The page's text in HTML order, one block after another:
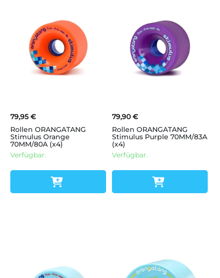
79,95 €
Rollen ORANGATANG
Stimulus Orange
70MM/80A (x4)
Verfügbar.
79,90 €
Rollen ORANGATANG
Stimulus Purple 70MM/83A
(x4)
Verfügbar.